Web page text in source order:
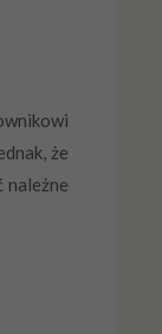
że
należne